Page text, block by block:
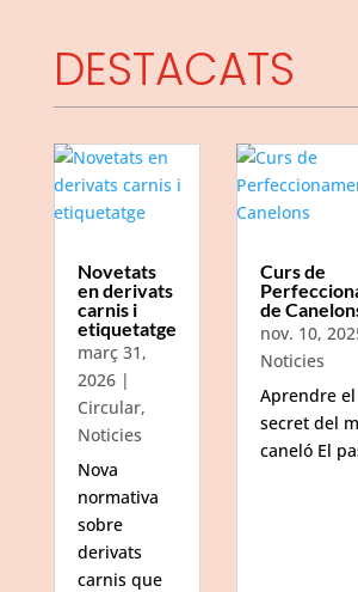
DESTACATS
Novetats
en derivats
carnis i
etiquetatge
març 31,
2026|
Circular,
Noticies
Nova
normativa
sobre
derivats
carnis que
Curs de
de
nov. 10,
Noticies
Aprendre el
secret del
caneló El